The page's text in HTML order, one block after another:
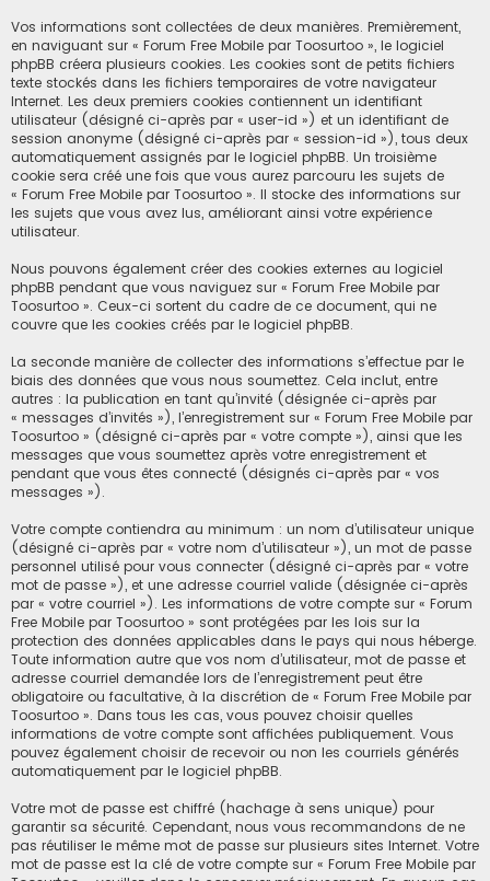
Vos informations sont collectées de deux manières. Premièrement,
en naviguant sur « Forum Free Mobile par Toosurtoo », le logiciel
phpBB créera plusieurs cookies. Les cookies sont de petits fichiers
texte stockés dans les fichiers temporaires de votre navigateur
Internet. Les deux premiers cookies contiennent un identifiant
utilisateur (désigné ci-après par « user-id ») et un identifiant de
session anonyme (désigné ci-après par « session-id »), tous deux
automatiquement assignés par le logiciel phpBB. Un troisième
cookie sera créé une fois que vous aurez parcouru les sujets de
« Forum Free Mobile par Toosurtoo ». Il stocke des informations sur
les sujets que vous avez lus, améliorant ainsi votre expérience
utilisateur.
Nous pouvons également créer des cookies externes au logiciel
phpBB pendant que vous naviguez sur « Forum Free Mobile par
Toosurtoo ». Ceux-ci sortent du cadre de ce document, qui ne
couvre que les cookies créés par le logiciel phpBB.
La seconde manière de collecter des informations s’effectue par le
biais des données que vous nous soumettez. Cela inclut, entre
autres : la publication en tant qu’invité (désignée ci-après par
« messages d’invités »), l’enregistrement sur « Forum Free Mobile par
Toosurtoo » (désigné ci-après par « votre compte »), ainsi que les
messages que vous soumettez après votre enregistrement et
pendant que vous êtes connecté (désignés ci-après par « vos
messages »).
Votre compte contiendra au minimum : un nom d’utilisateur unique
(désigné ci-après par « votre nom d’utilisateur »), un mot de passe
personnel utilisé pour vous connecter (désigné ci-après par « votre
mot de passe »), et une adresse courriel valide (désignée ci-après
par « votre courriel »). Les informations de votre compte sur « Forum
Free Mobile par Toosurtoo » sont protégées par les lois sur la
protection des données applicables dans le pays qui nous héberge.
Toute information autre que vos nom d’utilisateur, mot de passe et
adresse courriel demandée lors de l’enregistrement peut être
obligatoire ou facultative, à la discrétion de « Forum Free Mobile par
Toosurtoo ». Dans tous les cas, vous pouvez choisir quelles
informations de votre compte sont affichées publiquement. Vous
pouvez également choisir de recevoir ou non les courriels générés
automatiquement par le logiciel phpBB.
Votre mot de passe est chiffré (hachage à sens unique) pour
garantir sa sécurité. Cependant, nous vous recommandons de ne
pas réutiliser le même mot de passe sur plusieurs sites Internet. Votre
mot de passe est la clé de votre compte sur « Forum Free Mobile par